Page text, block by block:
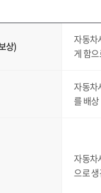
상)
자동차
게 함
자동차
를 배상
자동차
으로